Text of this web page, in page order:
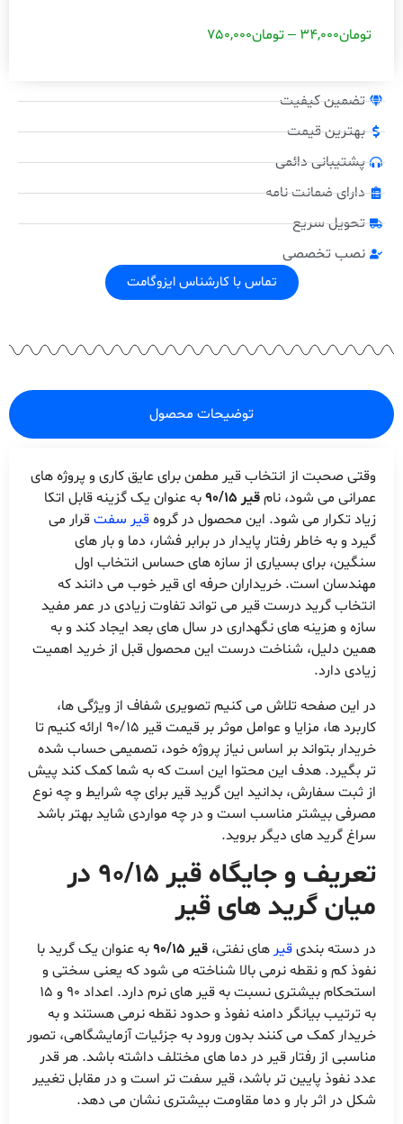
تومان34,000
–تومان750,000
تضمین کیفیت
بهترین قیمت
پشتیبانی دائمی
دارای ضمانت نامه
تحویل سریع
نصب تخصصی
تماس با کارشناس ایزوگامت
توضیحات محصول
وقتی صحبت از انتخاب قیر مطمن برای عایق کاری و پروژه های
عمرانی می شود، نامقیر 90/15
به عنوان یک گزینه قابل اتکا
زیاد تکرار می شود. این محصول در گروهقیر سفتقرار می
گیرد و به خاطر رفتار پایدار در برابر فشار، دما و بار های
سنگین، برای بسیاری از سازه های حساس انتخاب اول
مهندسان است. خریداران حرفه ای قیر خوب می دانند که
انتخاب گرید درست قیر می تواند تفاوت زیادی در عمر مفید
سازه و هزینه های نگهداری در سال های بعد ایجاد کند و به
همین دلیل، شناخت درست این محصول قبل از خرید اهمیت
زیادی دارد.
در این صفحه تلاش می کنیم تصویری شفاف از ویژگی ها،
کاربرد ها، مزایا و عوامل موثر بر قیمت قیر 90/15 ارائه کنیم تا
خریدار بتواند بر اساس نیاز پروژه خود، تصمیمی حساب شده
تر بگیرد. هدف این محتوا این است که به شما کمک کند پیش
از ثبت سفارش، بدانید این گرید قیر برای چه شرایط و چه نوع
مصرفی بیشتر مناسب است و در چه مواردی شاید بهتر باشد
سراغ گرید های دیگر بروید.
تعریف و جایگاه قیر 90/15 در
میان گرید های قیر
در دسته بندیقیر های نفتی، قیر 90/15
به عنوان یک گرید با
نفوذ کم و نقطه نرمی بالا شناخته می شود که یعنی سختی و
استحکام بیشتری نسبت به قیر های نرم دارد. اعداد 90 و 15
به ترتیب بیانگر دامنه نفوذ و حدود نقطه نرمی هستند و به
خریدار کمک می کنند بدون ورود به جزئیات آزمایشگاهی، تصور
مناسبی از رفتار قیر در دما های مختلف داشته باشد. هر قدر
عدد نفوذ پایین تر باشد، قیر سفت تر است و در مقابل تغییر
شکل در اثر بار و دما مقاومت بیشتری نشان می دهد.